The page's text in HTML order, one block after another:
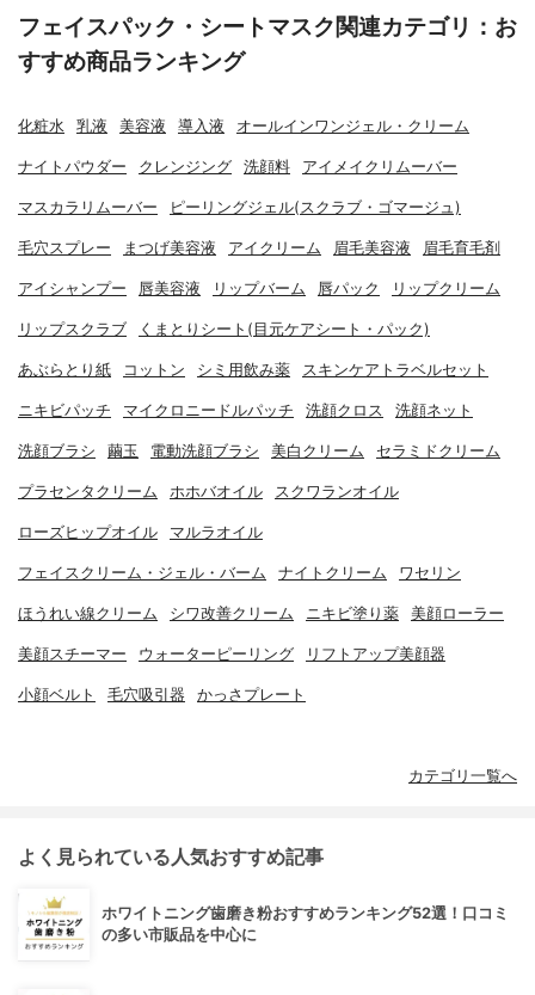
フェイスパック・シートマスク関連カテゴリ：お
すすめ商品ランキング
化粧水 乳液 美容液 導入液 オールインワンジェル・クリーム
ナイトパウダー クレンジング 洗顔料 アイメイクリムーバー
マスカラリムーバー ピーリングジェル(スクラブ・ゴマージュ)
毛穴スプレー まつげ美容液 アイクリーム 眉毛美容液 眉毛育毛剤
アイシャンプー 唇美容液 リップバーム 唇パック リップクリーム
リップスクラブ くまとりシート(目元ケアシート・パック)
あぶらとり紙 コットン シミ用飲み薬 スキンケアトラベルセット
ニキビパッチ マイクロニードルパッチ 洗顔クロス 洗顔ネット
洗顔ブラシ 繭玉 電動洗顔ブラシ 美白クリーム セラミドクリーム
プラセンタクリーム ホホバオイル スクワランオイル
ローズヒップオイル マルラオイル
フェイスクリーム・ジェル・バーム ナイトクリーム ワセリン
ほうれい線クリーム シワ改善クリーム ニキビ塗り薬 美顔ローラー
美顔スチーマー ウォーターピーリング リフトアップ美顔器
小顔ベルト 毛穴吸引器 かっさプレート
カテゴリ一覧へ
よく見られている人気おすすめ記事
ホワイトニング歯磨き粉おすすめランキング52選！口コミ
の多い市販品を中心に